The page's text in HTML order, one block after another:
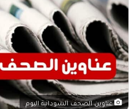
عناوين الصحف السودانية اليوم